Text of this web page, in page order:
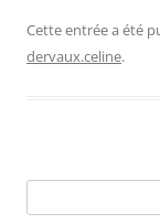
Cette entrée a été
dervaux.celine.